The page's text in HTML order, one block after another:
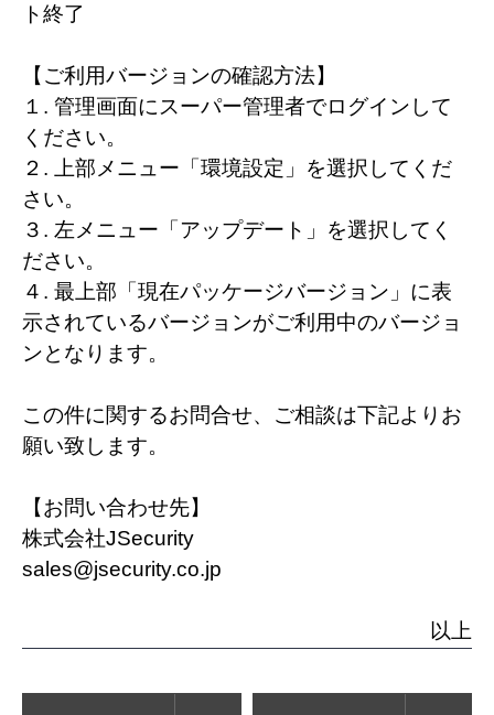
ト終了
【ご利用バージョンの確認方法】
１. 管理画面にスーパー管理者でログインして
ください。
２. 上部メニュー「環境設定」を選択してくだ
さい。
３. 左メニュー「アップデート」を選択してく
ださい。
４. 最上部「現在パッケージバージョン」に表
示されているバージョンがご利用中のバージョ
ンとなります。
この件に関するお問合せ、ご相談は下記よりお
願い致します。
【お問い合わせ先】
株式会社JSecurity
sales@jsecurity.co.jp
以上